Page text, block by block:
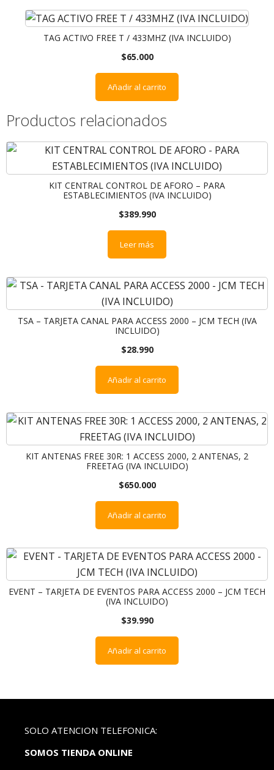
TAG ACTIVO FREE T / 433MHZ (IVA INCLUIDO)
$65.000
Añadir al carrito
Productos relacionados
KIT CENTRAL CONTROL DE AFORO – PARA
ESTABLECIMIENTOS (IVA INCLUIDO)
$389.990
Leer más
TSA – TARJETA CANAL PARA ACCESS 2000 – JCM TECH (IVA
INCLUIDO)
$28.990
Añadir al carrito
KIT ANTENAS FREE 30R: 1 ACCESS 2000, 2 ANTENAS, 2
FREETAG (IVA INCLUIDO)
$650.000
Añadir al carrito
EVENT – TARJETA DE EVENTOS PARA ACCESS 2000 – JCM TECH
(IVA INCLUIDO)
$39.990
Añadir al carrito
SOLO ATENCION TELEFONICA:
SOMOS TIENDA ONLINE